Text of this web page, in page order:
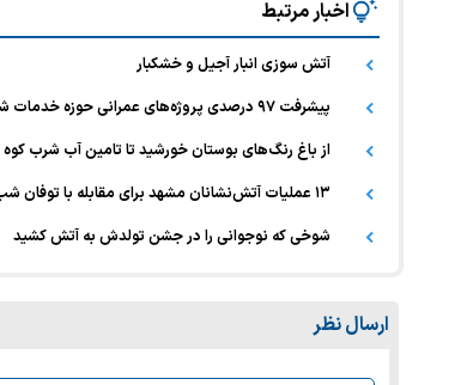
اخبار مرتبط
آتش سوزی انبار آجیل و خشکبار
پیشرفت ۹۷ درصدی پروژه‌های عمرانی حوزه خدمات شهری مشهد / افزایش دو برابری اعتبارات عمرانی در سال جاری
از باغ رنگ‌های بوستان خورشید تا تامین آب شرب کوه
۱۳ عملیات آتش‌نشانان مشهد برای مقابله با توفان شب گذشته
شوخی که نوجوانی را در جشن تولدش به آتش کشید
ارسال نظر